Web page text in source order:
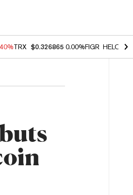
TRX $0.326865 0.00%FIGR_HELOC